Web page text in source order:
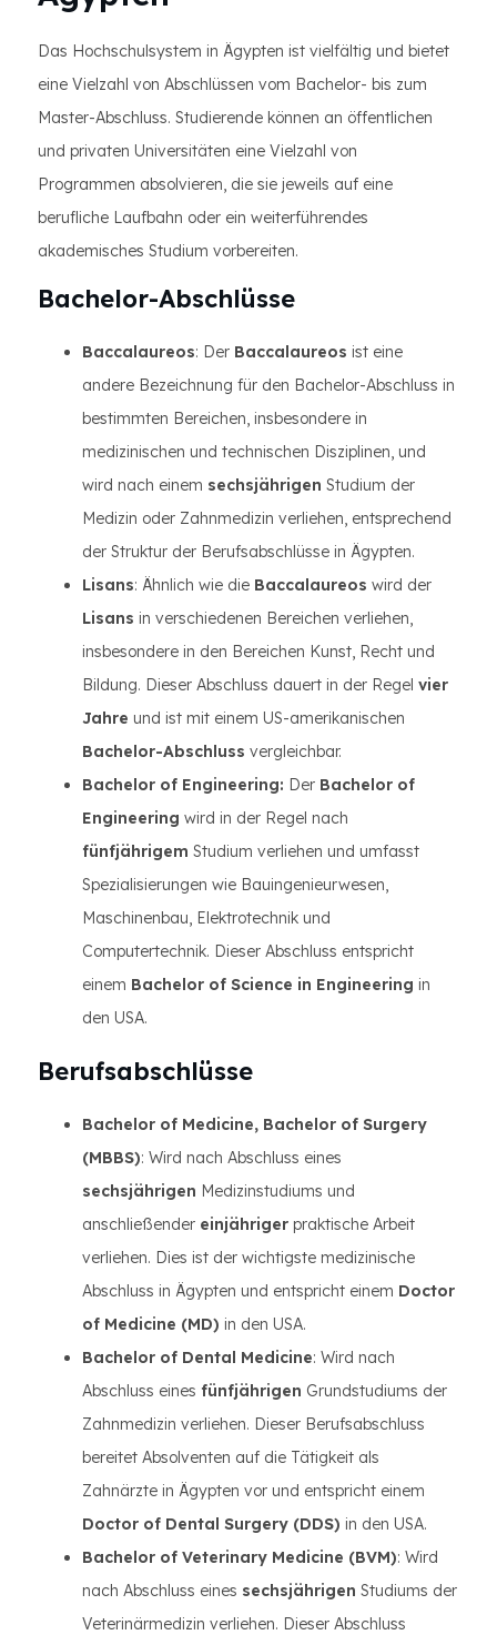
Das Hochschulsystem in Ägypten ist vielfältig und bietet
eine Vielzahl von Abschlüssen vom Bachelor- bis zum
Master-Abschluss. Studierende können an öffentlichen
und privaten Universitäten eine Vielzahl von
Programmen absolvieren, die sie jeweils auf eine
berufliche Laufbahn oder ein weiterführendes
akademisches Studium vorbereiten.
Bachelor-Abschlüsse
Baccalaureos: Der Baccalaureos ist eine
andere Bezeichnung für den Bachelor-Abschluss in
bestimmten Bereichen, insbesondere in
medizinischen und technischen Disziplinen, und
wird nach einem sechsjährigen Studium der
Medizin oder Zahnmedizin verliehen, entsprechend
der Struktur der Berufsabschlüsse in Ägypten.
Lisans: Ähnlich wie die Baccalaureos wird der
Lisans in verschiedenen Bereichen verliehen,
insbesondere in den Bereichen Kunst, Recht und
Bildung. Dieser Abschluss dauert in der Regel vier
Jahre und ist mit einem US-amerikanischen
Bachelor-Abschluss vergleichbar.
Bachelor of Engineering: Der Bachelor of
Engineering wird in der Regel nach
fünfjährigem Studium verliehen und umfasst
Spezialisierungen wie Bauingenieurwesen,
Maschinenbau, Elektrotechnik und
Computertechnik. Dieser Abschluss entspricht
einem Bachelor of Science in Engineering in
den USA.
Berufsabschlüsse
Bachelor of Medicine, Bachelor of Surgery
(MBBS): Wird nach Abschluss eines
sechsjährigen Medizinstudiums und
anschließender einjähriger praktische Arbeit
verliehen. Dies ist der wichtigste medizinische
Abschluss in Ägypten und entspricht einem Doctor
of Medicine (MD) in den USA.
Bachelor of Dental Medicine: Wird nach
Abschluss eines fünfjährigen Grundstudiums der
Zahnmedizin verliehen. Dieser Berufsabschluss
bereitet Absolventen auf die Tätigkeit als
Zahnärzte in Ägypten vor und entspricht einem
Doctor of Dental Surgery (DDS) in den USA.
Bachelor of Veterinary Medicine (BVM): Wird
nach Abschluss eines sechsjährigen Studiums der
Veterinärmedizin verliehen. Dieser Abschluss